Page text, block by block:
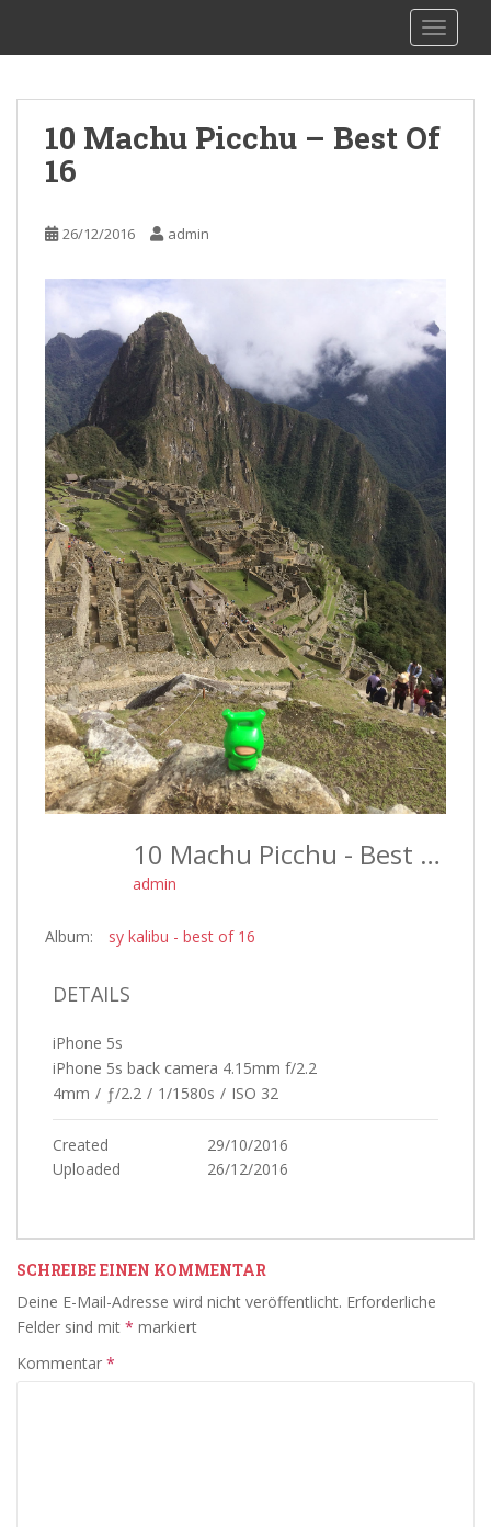
i
10 Machu Picchu – Best Of
16
26/12/2016 admin
10 Machu Picchu - Best Of 16
admin
Album: sy kalibu - best of 16
DETAILS
iPhone 5s
iPhone 5s back camera 4.15mm f/2.2
4mm / ƒ/2.2 / 1/1580s / ISO 32
Created
29/10/2016
Uploaded
26/12/2016
SCHREIBE EINEN KOMMENTAR
Deine E-Mail-Adresse wird nicht veröffentlicht. Erforderliche
Felder sind mit * markiert
Kommentar *